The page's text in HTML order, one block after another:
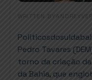
WRITTEN BY
Pedro Tavares
torno da criação
da Bahia, que